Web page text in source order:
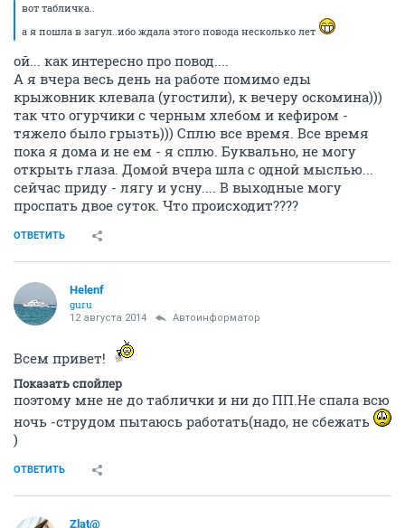
вот табличка..
а я пошла в загул..ибо ждала этого повода несколько лет
ой... как интересно про повод....
А я вчера весь день на работе помимо еды
крыжовник клевала (угостили), к вечеру оскомина)))
так что огурчики с черным хлебом и кефиром -
тяжело было грызть))) Сплю все время. Все время
пока я дома и не ем - я сплю. Буквально, не могу
открыть глаза. Домой вчера шла с одной мыслью...
сейчас приду - лягу и усну.... В выходные могу
проспать двое суток. Что происходит????
ОТВЕТИТЬ
Helenf
guru
12 августа 2014 Автоинформатор
Всем привет!
Показать спойлер
поэтому мне не до таблички и ни до ПП.Не спала всю
ночь -струдом пытаюсь работать(надо, не сбежать
)
ОТВЕТИТЬ
Zlat@